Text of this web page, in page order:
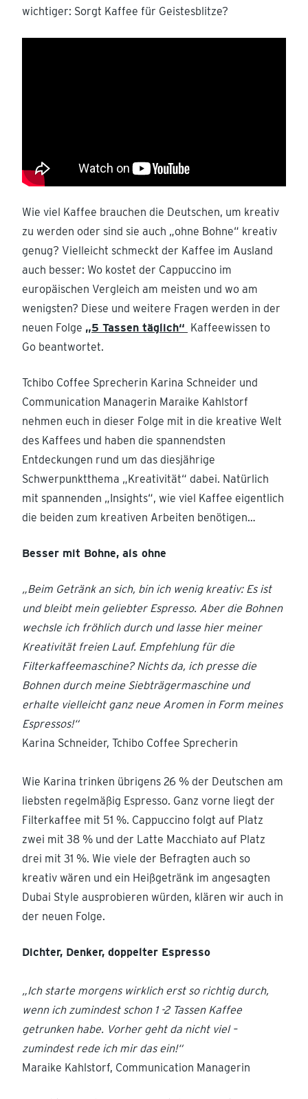
wichtiger: Sorgt Kaffee für Geistesblitze?
Wie viel Kaffee brauchen die Deutschen, um kreativ
zu werden oder sind sie auch „ohne Bohne“ kreativ
genug? Vielleicht schmeckt der Kaffee im Ausland
auch besser: Wo kostet der Cappuccino im
europäischen Vergleich am meisten und wo am
wenigsten? Diese und weitere Fragen werden in der
neuen Folge „5 Tassen täglich“ Kaffeewissen to
Go beantwortet.
Tchibo Coffee Sprecherin Karina Schneider und
Communication Managerin Maraike Kahlstorf
nehmen euch in dieser Folge mit in die kreative Welt
des Kaffees und haben die spannendsten
Entdeckungen rund um das diesjährige
Schwerpunktthema „Kreativität“ dabei. Natürlich
mit spannenden „Insights“, wie viel Kaffee eigentlich
die beiden zum kreativen Arbeiten benötigen…
Besser mit Bohne, als ohne
„Beim Getränk an sich, bin ich wenig kreativ: Es ist
und bleibt mein geliebter Espresso. Aber die Bohnen
wechsle ich fröhlich durch und lasse hier meiner
Kreativität freien Lauf. Empfehlung für die
Filterkaffeemaschine? Nichts da, ich presse die
Bohnen durch meine Siebträgermaschine und
erhalte vielleicht ganz neue Aromen in Form meines
Espressos!“
Karina Schneider, Tchibo Coffee Sprecherin
Wie Karina trinken übrigens 26 % der Deutschen am
liebsten regelmäßig Espresso. Ganz vorne liegt der
Filterkaffee mit 51 %. Cappuccino folgt auf Platz
zwei mit 38 % und der Latte Macchiato auf Platz
drei mit 31 %. Wie viele der Befragten auch so
kreativ wären und ein Heißgetränk im angesagten
Dubai Style ausprobieren würden, klären wir auch in
der neuen Folge.
Dichter, Denker, doppelter Espresso
„Ich starte morgens wirklich erst so richtig durch,
wenn ich zumindest schon 1 -2 Tassen Kaffee
getrunken habe. Vorher geht da nicht viel –
zumindest rede ich mir das ein!“
Maraike Kahlstorf, Communication Managerin